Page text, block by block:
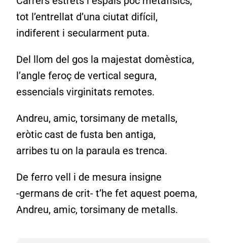
tot l’entrellat d’una ciutat difícil,
indiferent i secularment puta.
Del llom del gos la majestat domèstica,
l’angle feroç de vertical segura,
essencials virginitats remotes.
Andreu, amic, torsimany de metalls,
eròtic cast de fusta ben antiga,
arribes tu on la paraula es trenca.
De ferro vell i de mesura insigne
-germans de crit- t’he fet aquest poema,
Andreu, amic, torsimany de metalls.